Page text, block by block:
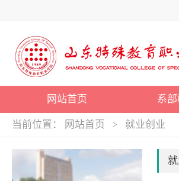
网站首页 系
当前位置： 网站首页 > 就业创业